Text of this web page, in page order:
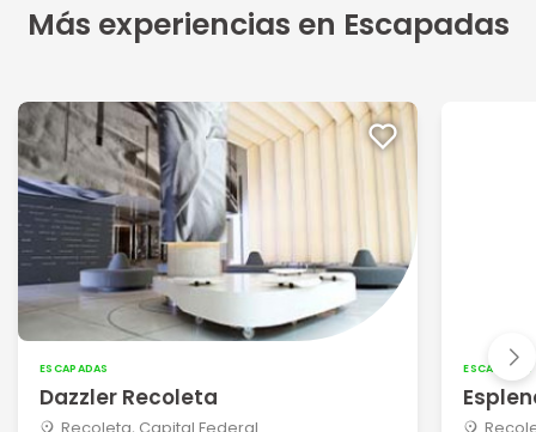
Más experiencias en Escapadas
ESCAPADAS
Dazzler Recoleta
ESCAPADAS